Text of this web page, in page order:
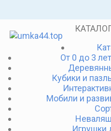
Оформление заказов онлайн -
ежедневно с 10:00 до 18:00
Доставка и Оплата Контакты
От 0 до 3 лет
Кубики и
Мобили и
Игрушки